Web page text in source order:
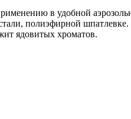
в удобной
полиэфирной
ядовитых хроматов.